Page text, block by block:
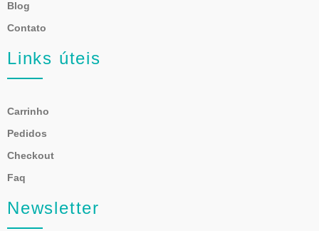
Blog
Contato
Links úteis
Carrinho
Pedidos
Checkout
Faq
Newsletter